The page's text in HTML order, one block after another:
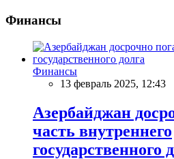
Финансы
Финансы
13 февраль 2025, 12:43
Азербайджан
часть внутреннего
государственного